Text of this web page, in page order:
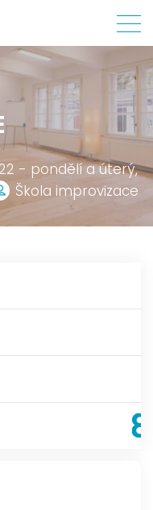
- pondělí a úterý,
Škola improvizace